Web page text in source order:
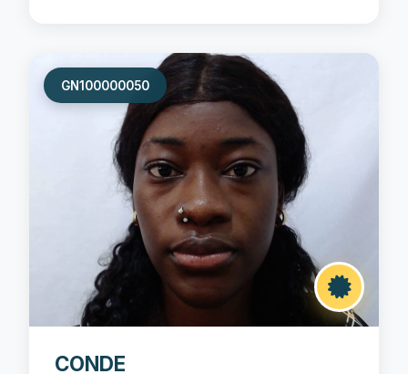
GN100000050
CONDE